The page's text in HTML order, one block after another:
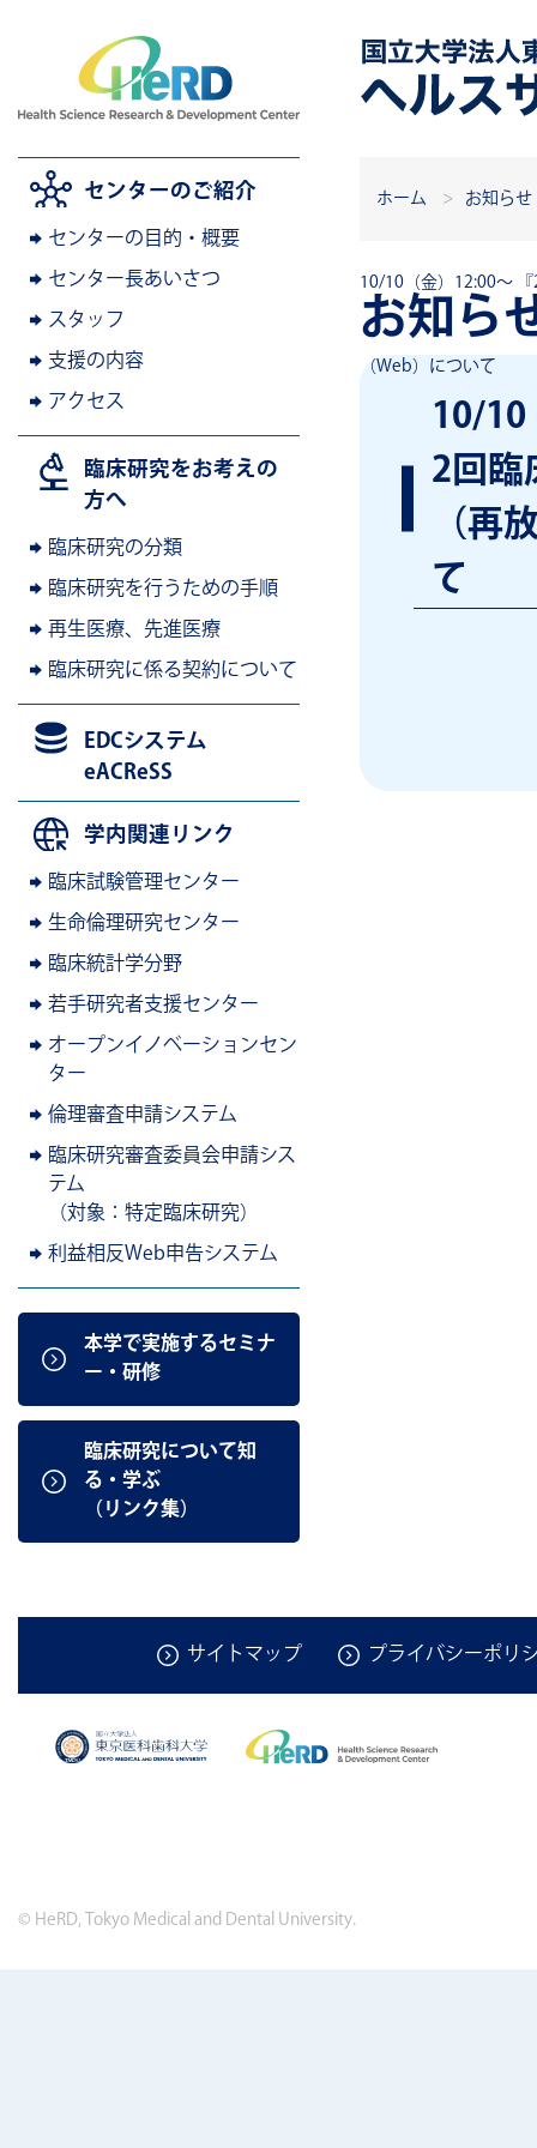
センターのご紹介
センターの目的・概要
センター長あいさつ
スタッフ
支援の内容
アクセス
臨床研究をお考えの
方へ
臨床研究の分類
臨床研究を行うための手順
再生医療、先進医療
臨床研究に係る契約について
EDCシステム
eACReSS
学内関連リンク
臨床試験管理センター
生命倫理研究センター
臨床統計学分野
若手研究者支援センター
オープンイノベーションセン
ター
倫理審査申請システム
臨床研究審査委員会申請シス
テム
（対象：特定臨床研究）
利益相反Web申告システム
本学で実施するセミナ
ー・研修
臨床研究について知
る・学ぶ
（リンク集）
ホーム お知らせ
10/10（金）12:00～
（Web）について
お知ら
10/10
2回臨
（再
て
サイトマップ プライバシーポリ
© HeRD, Tokyo Medical and Dental University.